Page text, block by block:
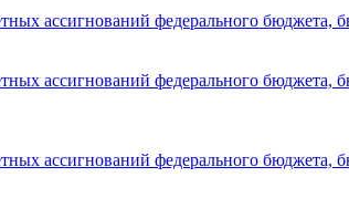
ассигнований федерального бюджета,
ассигнований федерального бюджета,
ассигнований федерального бюджета,